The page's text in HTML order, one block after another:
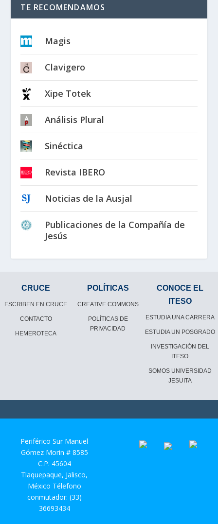
TE RECOMENDAMOS
Magis
Clavigero
Xipe Totek
Análisis Plural
Sinéctica
Revista IBERO
Noticias de la Ausjal
Publicaciones de la Compañía de
Jesús
CRUCE
ESCRIBEN EN CRUCE
CONTACTO
HEMEROTECA
POLÍTICAS
CREATIVE COMMONS
POLÍTICAS DE
PRIVACIDAD
CONOCE EL
ITESO
ESTUDIA UNA CARRERA
ESTUDIA UN POSGRADO
INVESTIGACIÓN DEL
ITESO
SOMOS UNIVERSIDAD
JESUITA
Periférico Sur Manuel
Gómez Morin # 8585
C.P. 45604
Tlaquepaque, Jalisco,
México Télefono
conmutador: (33)
36693434